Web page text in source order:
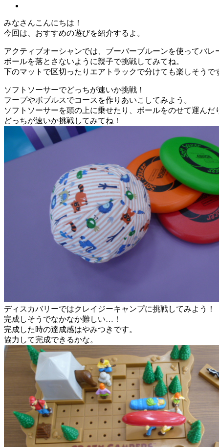
みなさんこんにちは！
今回は、おすすめの遊びを紹介するよ。
アクティブオーシャンでは、ブーバーブルーンを使ってバレ
ボールを落とさないように親子で挑戦してみてね。
下のマットで区切ったりエアトラックで分けても楽しそうで
ソフトソーサーでどっちが速いか挑戦！
フープやボブルスでコースを作りあいこしてみよう。
ソフトソーサーを頭の上に乗せたり、ボールをのせて運んだ
どっちが速いか挑戦してみてね！
ディスカバリーではクレイジーキャンプに挑戦してみよう！
完成しそうでなかなか難しい…！
完成した時の達成感はやみつきです。
協力して完成できるかな。